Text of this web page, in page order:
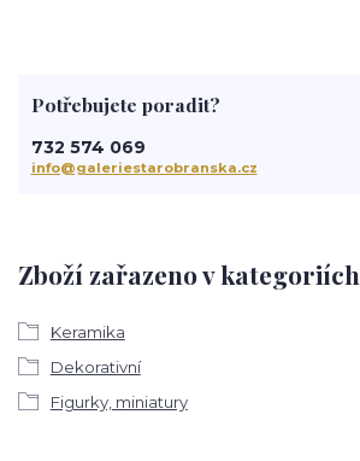
Zboží zařazeno v kategoriích
Keramika
Dekorativní
Figurky, miniatury
Potřebujete poradit?
732 574 069
info@galeriestarobranska.cz